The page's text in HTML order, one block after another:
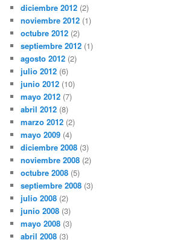
diciembre 2012 (2)
noviembre 2012 (1)
octubre 2012 (2)
septiembre 2012 (1)
agosto 2012 (2)
julio 2012 (6)
junio 2012 (10)
mayo 2012 (7)
abril 2012 (8)
marzo 2012 (2)
mayo 2009 (4)
diciembre 2008 (3)
noviembre 2008 (2)
octubre 2008 (5)
septiembre 2008 (3)
julio 2008 (2)
junio 2008 (3)
mayo 2008 (3)
abril 2008 (3)